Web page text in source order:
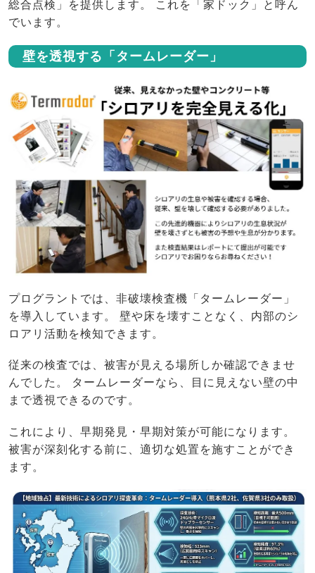
総合点検」を提供します。 これを「家ドック」と呼ん
でいます。
壁を透視する「タームレーダー」
プログラントでは、非破壊検査機「タームレーダー」
を導入しています。 壁や床を壊すことなく、内部のシ
ロアリ活動を検知できます。
従来の検査では、被害が見える場所しか確認できませ
んでした。 タームレーダーなら、目に見えない壁の中
まで透視できるのです。
これにより、早期発見・早期対策が可能になります。
被害が深刻化する前に、適切な処置を施すことができ
ます。